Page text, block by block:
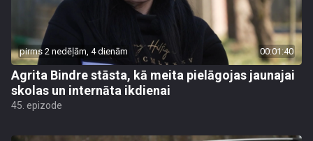
pirms 2 nedēļām, 4 dienām 00:01:40
Agrita Bindre stāsta, kā meita pielāgojas jaunajai
skolas un internāta ikdienai
45. epizode